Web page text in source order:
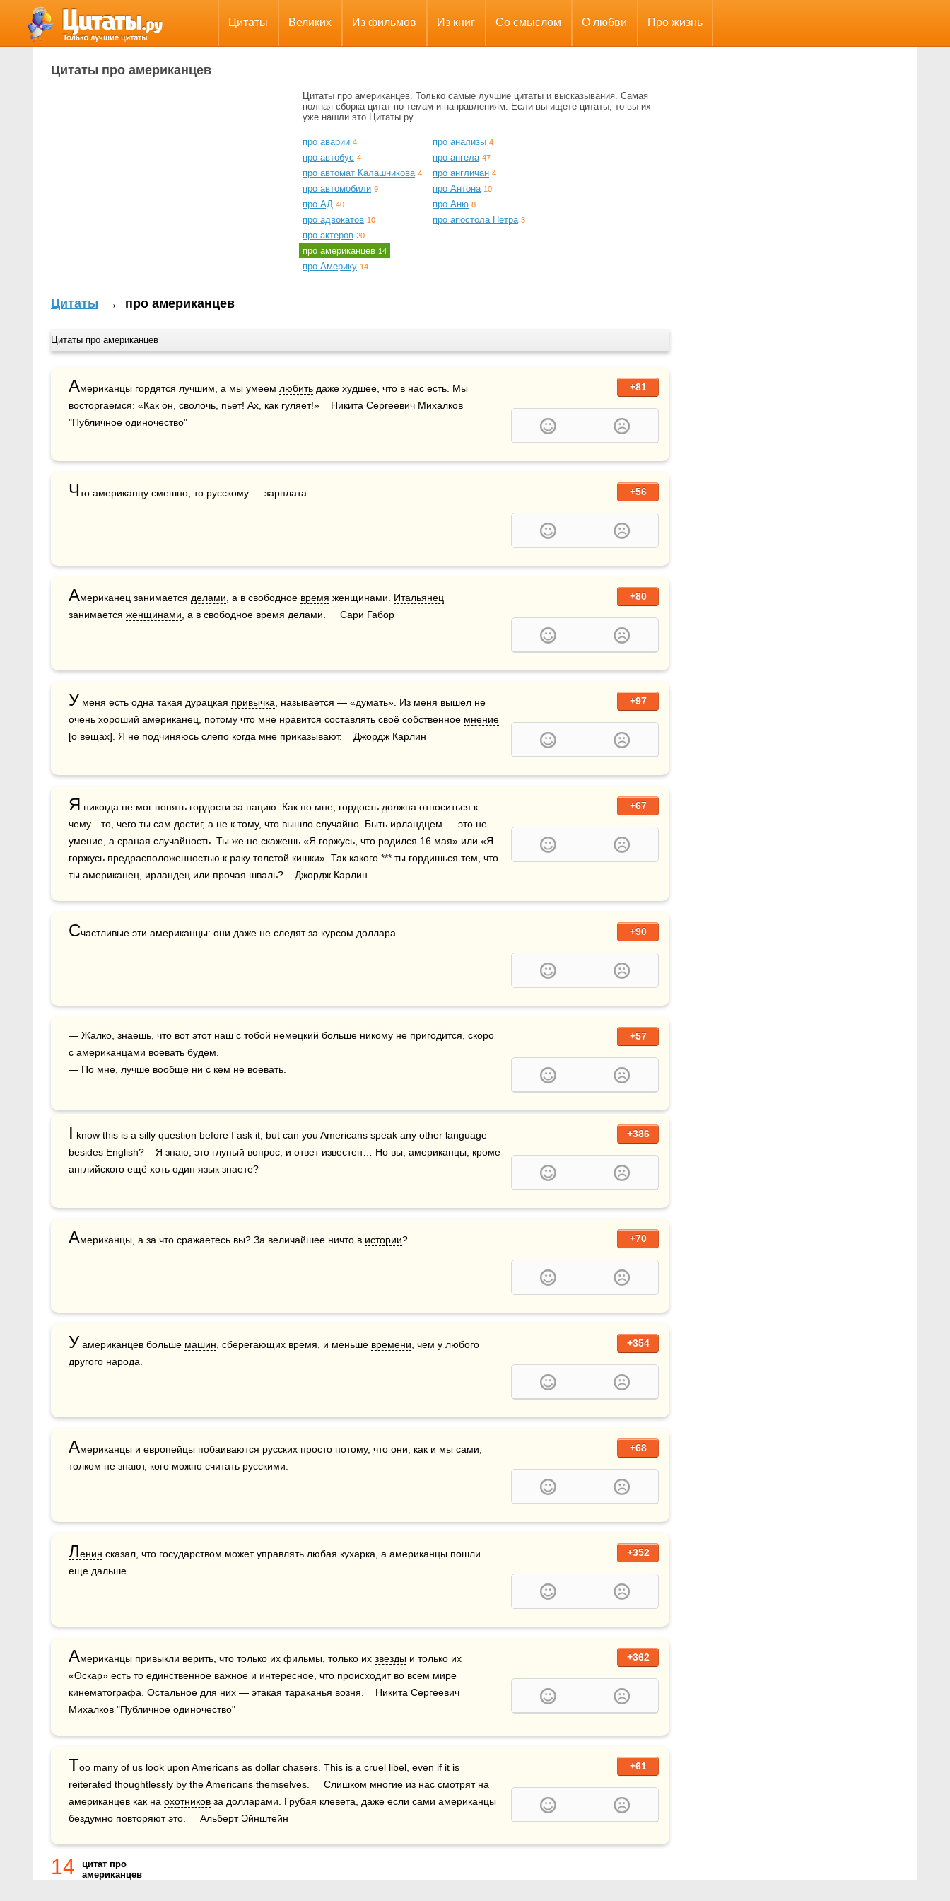
Цитаты Великих Из фильмов Из книг Со смыслом О любви Про жизнь
Цитаты про американцев
Цитаты про американцев. Только самые лучшие цитаты и высказывания. Самая
полная сборка цитат по темам и направлениям. Если вы ищете цитаты, то вы их
уже нашли это Цитаты.ру
про аварии 4
про автобус 4
про автомат Калашникова 4
про автомобили 9
про АД 40
про адвокатов 10
про актеров 20
про американцев 14
про Америку 14
про анализы 4
про ангела 47
про англичан 4
про Антона 10
про Аню 8
про апостола Петра 3
Цитаты → про американцев
Цитаты про американцев
+81
Американцы гордятся лучшим, а мы умеем любить даже худшее, что в нас есть. Мы
восторгаемся: «Как он, сволочь, пьет! Ах, как гуляет!»    Никита Сергеевич Михалков
"Публичное одиночество"
+56
Что американцу смешно, то русскому — зарплата
+80
Американец занимается делами , а в свободное время женщинами. Итальянец
занимается женщинами , а в свободное время делами.     Сари Габор
+97
У меня есть одна такая дурацкая привычка , называется — «думать». Из меня вышел не
очень хороший американец, потому что мне нравится составлять своё собственное мнение
[о вещах]. Я не подчиняюсь слепо когда мне приказывают.    Джордж Карлин
+67
Я никогда не мог понять гордости за нацию . Как по мне, гордость должна относиться к
чему—то, чего ты сам достиг, а не к тому, что вышло случайно. Быть ирландцем — это не
умение, а сраная случайность. Ты же не скажешь «Я горжусь, что родился 16 мая» или «Я
горжусь предрасположенностью к раку толстой кишки». Так какого *** ты гордишься тем, что
ты американец, ирландец или прочая шваль?    Джордж Карлин
+90
Счастливые эти американцы: они даже не следят за курсом доллара.
+57
— Жалко, знаешь, что вот этот наш с тобой немецкий больше никому не пригодится, скоро
с американцами воевать будем.
— По мне, лучше вообще ни с кем не воевать.
+386
I know this is a silly question before I ask it, but can you Americans speak any other language
besides English?    Я знаю, это глупый вопрос, и ответ известен… Но вы, американцы, кроме
английского ещё хоть один язык знаете?
+70
Американцы, а за что сражаетесь вы? За величайшее ничто в истории?
+354
У американцев больше машин , сберегающих время, и меньше времени , чем у любого
другого народа.
+68
Американцы и европейцы побаиваются русских просто потому, что они, как и мы сами,
толком не знают, кого можно считать русскими
+352
Ленин сказал, что государством может управлять любая кухарка, а американцы пошли
еще дальше.
+362
Американцы привыкли верить, что только их фильмы, только их звезды и только их
«Оскар» есть то единственное важное и интересное, что происходит во всем мире
кинематографа. Остальное для них — этакая тараканья возня.    Никита Сергеевич
Михалков "Публичное одиночество"
+61
Too many of us look upon Americans as dollar chasers. This is a cruel libel, even if it is
reiterated thoughtlessly by the Americans themselves.     Слишком многие из нас смотрят на
американцев как на охотников за долларами. Грубая клевета, даже если сами американцы
бездумно повторяют это.     Альберт Эйнштейн
14
цитат про
американцев